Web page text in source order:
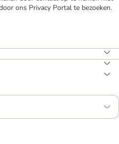
ons Privacy Portal te bezoeken.